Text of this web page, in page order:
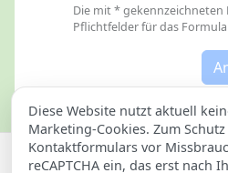
Die mit * gekennzeichneten
Pflichtfelder für das
Datenschutzerklärung
Diese Website nutzt aktuell
Marketing-Cookies. Zum
Kontaktformulars vor
reCAPTCHA ein, das erst nach